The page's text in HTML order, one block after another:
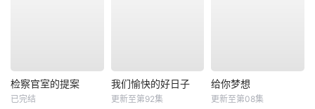
检察官室的提案
已完结
我们愉快的好日子
更新至第92集
给你梦想
更新至第08集